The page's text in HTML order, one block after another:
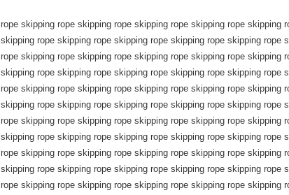
rope skipping rope skipping rope skipping rope skipping rope skipping
skipping rope skipping rope skipping rope skipping rope skipping rope
rope skipping rope skipping rope skipping rope skipping rope skipping
skipping rope skipping rope skipping rope skipping rope skipping rope
rope skipping rope skipping rope skipping rope skipping rope skipping
skipping rope skipping rope skipping rope skipping rope skipping rope
rope skipping rope skipping rope skipping rope skipping rope skipping
skipping rope skipping rope skipping rope skipping rope skipping rope
rope skipping rope skipping rope skipping rope skipping rope skipping
skipping rope skipping rope skipping rope skipping rope skipping rope
rope skipping rope skipping rope skipping rope skipping rope skipping